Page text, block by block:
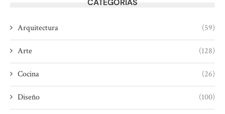
CATEGORÍAS
Arquitectura (59)
Arte (128)
Cocina (26)
Diseño (100)